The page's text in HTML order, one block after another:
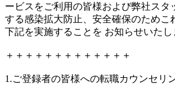
ービスをご利用の皆様および弊社スタ
する感染拡大防止、安全確保のためこ
下記を実施することを お知らせいたし
＋＋＋＋＋＋＋＋＋＋＋＋＋
1.ご登録者の皆様への転職カウンセリ